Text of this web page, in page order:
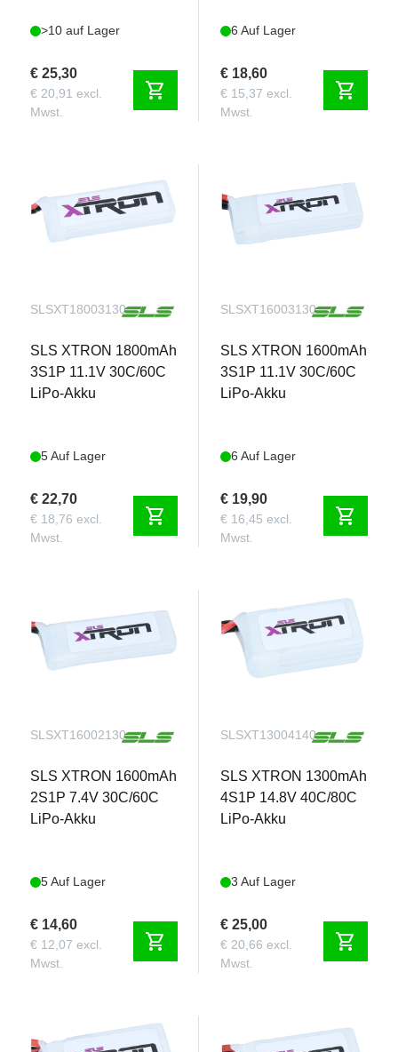
>10 auf Lager
€ 25,30
€ 20,91 excl.
Mwst.
shopping_cart
6 Auf Lager
€ 18,60
€ 15,37 excl.
Mwst.
shopping_cart
SLSXT18003130
SLS XTRON 1800mAh
3S1P 11.1V 30C/60C
LiPo-Akku
5 Auf Lager
€ 22,70
€ 18,76 excl.
Mwst.
shopping_cart
SLSXT16003130
SLS XTRON 1600mAh
3S1P 11.1V 30C/60C
LiPo-Akku
6 Auf Lager
€ 19,90
€ 16,45 excl.
Mwst.
shopping_cart
SLSXT16002130
SLS XTRON 1600mAh
2S1P 7.4V 30C/60C
LiPo-Akku
5 Auf Lager
€ 14,60
€ 12,07 excl.
Mwst.
shopping_cart
SLSXT13004140
SLS XTRON 1300mAh
4S1P 14.8V 40C/80C
LiPo-Akku
3 Auf Lager
€ 25,00
€ 20,66 excl.
Mwst.
shopping_cart